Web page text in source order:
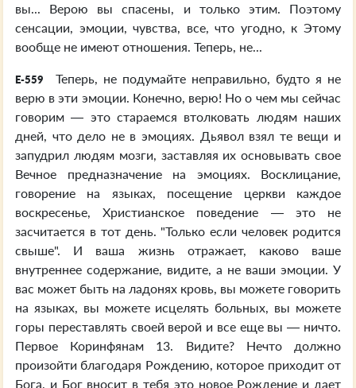
вы... Верою вы спасены, и только этим. Поэтому
сенсации, эмоции, чувства, все, что угодно, к Этому
вообще не имеют отношения. Теперь, не...
E-559
Теперь, не подумайте неправильно, будто я не
верю в эти эмоции. Конечно, верю! Но о чем мы сейчас
говорим — это стараемся втолковать людям наших
дней, что дело не в эмоциях. Дьявол взял те вещи и
запудрил людям мозги, заставляя их основывать свое
Вечное предназначение на эмоциях. Восклицание,
говорение на языках, посещение церкви каждое
воскресенье, Христианское поведение — это не
засчитается в тот день. "Только если человек родится
свыше". И ваша жизнь отражает, каково ваше
внутреннее содержание, видите, а не ваши эмоции. У
вас может быть на ладонях кровь, вы можете говорить
на языках, вы можете исцелять больных, вы можете
горы переставлять своей верой и все еще вы — ничто.
Первое Коринфянам 13. Видите? Нечто должно
произойти благодаря Рождению, которое приходит от
Бога, и Бог вносит в тебя это новое Рождение и дает